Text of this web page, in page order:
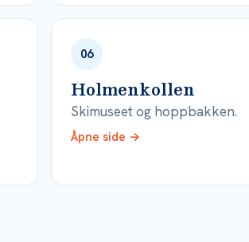
06
Holmenkollen
Skimuseet og hoppbakken.
Åpne side →